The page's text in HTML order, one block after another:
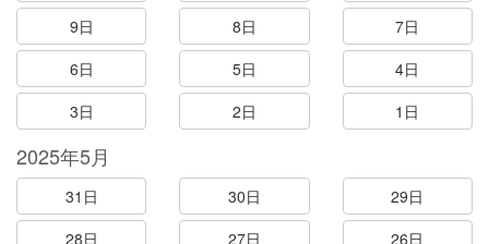
9日
8日
7日
6日
5日
4日
3日
2日 1日
2025年5月
31日 30日
29日
28日
27日 26日